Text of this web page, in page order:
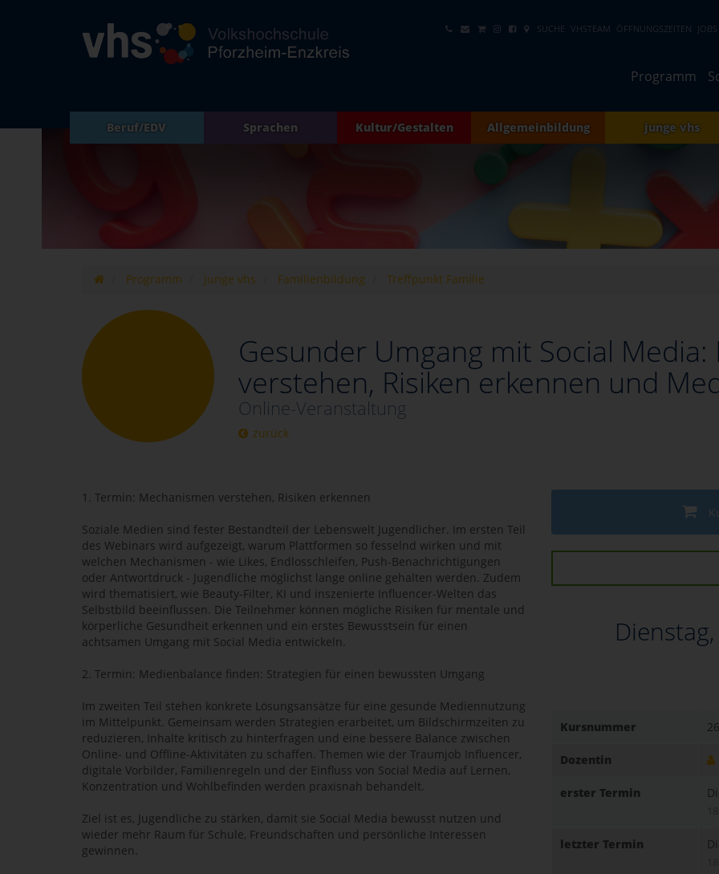
SUCHE VHSTEAM ÖFFNUNGSZEITEN JOBS
Programm
Beruf/EDV Sprachen Kultur/Gestalten Allgemeinbildung junge vhs
Programm junge vhs Familienbildung Treffpunkt Familie
Gesunder Umgang mit Social
verstehen, Risiken erkennen und
Online-Veranstaltung
zurück
Kursnummer
Dozentin
erster Termin
letzter Termin
1. Termin: Mechanismen verstehen, Risiken erkennen
Soziale Medien sind fester Bestandteil der Lebenswelt Jugendlicher. Im ersten Teil
des Webinars wird aufgezeigt, warum Plattformen so fesselnd wirken und mit
welchen Mechanismen - wie Likes, Endlosschleifen, Push-Benachrichtigungen
oder Antwortdruck - Jugendliche möglichst lange online gehalten werden. Zudem
wird thematisiert, wie Beauty-Filter, KI und inszenierte Influencer-Welten das
Selbstbild beeinflussen. Die Teilnehmer können mögliche Risiken für mentale und
körperliche Gesundheit erkennen und ein erstes Bewusstsein für einen
achtsamen Umgang mit Social Media entwickeln.
2. Termin: Medienbalance finden: Strategien für einen bewussten Umgang
Im zweiten Teil stehen konkrete Lösungsansätze für eine gesunde Mediennutzung
im Mittelpunkt. Gemeinsam werden Strategien erarbeitet, um Bildschirmzeiten zu
reduzieren, Inhalte kritisch zu hinterfragen und eine bessere Balance zwischen
Online- und Offline-Aktivitäten zu schaffen. Themen wie der Traumjob Influencer,
digitale Vorbilder, Familienregeln und der Einfluss von Social Media auf Lernen,
Konzentration und Wohlbefinden werden praxisnah behandelt.
Ziel ist es, Jugendliche zu stärken, damit sie Social Media bewusst nutzen und
wieder mehr Raum für Schule, Freundschaften und persönliche Interessen
gewinnen.